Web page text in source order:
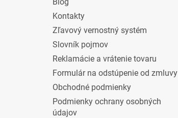
Kontakty
Zľavový vernostný systém
Slovník pojmov
Reklamácie a vrátenie tovaru
Formulár na odstúpenie od zmluvy
Obchodné podmienky
Podmienky ochrany osobných
údajov